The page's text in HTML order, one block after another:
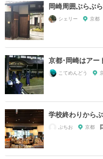
岡崎周囲ぶらぶ
シェリー 京都
京都･岡崎はアー
こてめんどう
学校終わりから
ぶちお 京都